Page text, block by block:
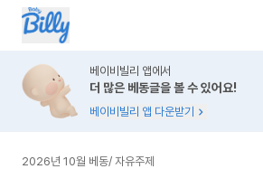
베이비빌리 앱에서
더 많은 베동글을 볼 수 있어요!
베이비빌리 앱 다운받기
2026년 10월 베동/ 자유주제